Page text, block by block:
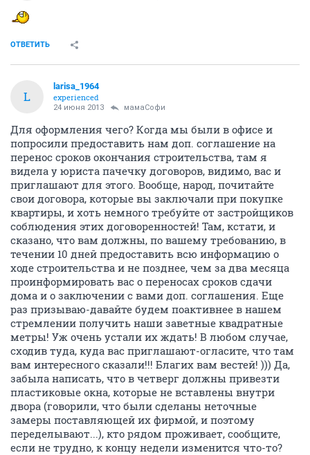
ОТВЕТИТЬ
L
larisa_1964
experienced
24 июня 2013 мамаСофи
Для оформления чего? Когда мы были в офисе и
попросили предоставить нам доп. соглашение на
перенос сроков окончания строительства, там я
видела у юриста пачечку договоров, видимо, вас и
приглашают для этого. Вообще, народ, почитайте
свои договора, которые вы заключали при покупке
квартиры, и хоть немного требуйте от застройщиков
соблюдения этих договоренностей! Там, кстати, и
сказано, что вам должны, по вашему требованию, в
течении 10 дней предоставить всю информацию о
ходе строительства и не позднее, чем за два месяца
проинформировать вас о переносах сроков сдачи
дома и о заключении с вами доп. соглашения. Еще
раз призываю-давайте будем поактивнее в нашем
стремлении получить наши заветные квадратные
метры! Уж очень устали их ждать! В любом случае,
сходив туда, куда вас приглашают-огласите, что там
вам интересного сказали!!! Благих вам вестей! ))) Да,
забыла написать, что в четверг должны привезти
пластиковые окна, которые не вставлены внутри
двора (говорили, что были сделаны неточные
замеры поставляющей их фирмой, и поэтому
переделывают...), кто рядом проживает, сообщите,
если не трудно, к концу недели изменится что-то?